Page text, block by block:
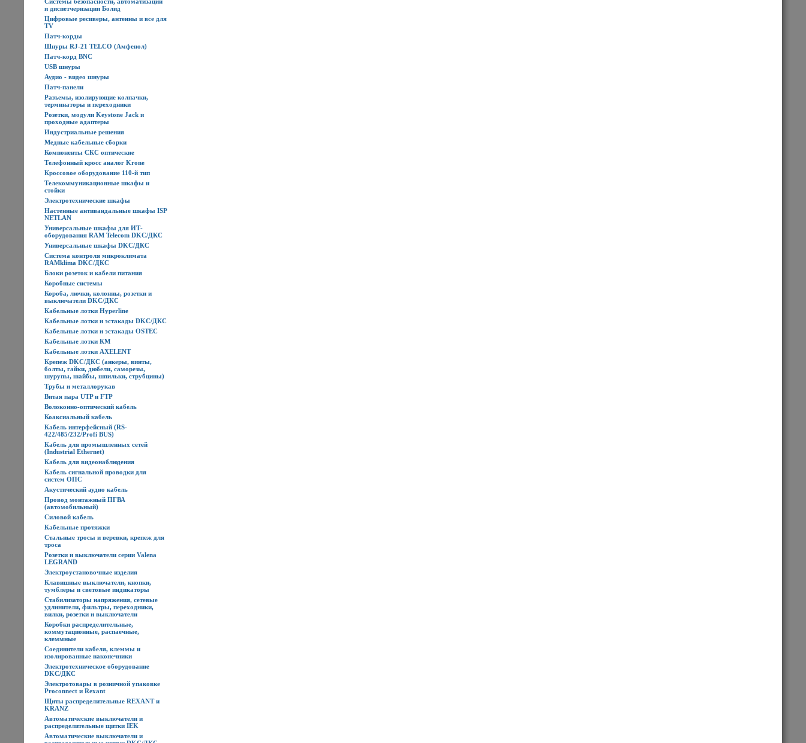
и диспетчеризации Болид
Цифровые ресиверы, антенны и все для
TV
Патч-корды
Шнуры RJ-21 TELCO (Амфенол)
Патч-корд BNC
USB шнуры
Аудио - видео шнуры
Патч-панели
Разъемы, изолирующие колпачки,
терминаторы и переходники
Розетки, модули Keystone Jack и
проходные адаптеры
Индустриальные решения
Медные кабельные сборки
Компоненты СКС оптические
Телефонный кросс аналог Krone
Кроссовое оборудование 110-й тип
Телекоммуникационные шкафы и
стойки
Электротехнические шкафы
Настенные антивандальные шкафы ISP
NETLAN
Универсальные шкафы для ИТ-
оборудования RAM Telecom DKC/ДКС
Универсальные шкафы DKC/ДКС
Система контроля микроклимата
RAMklima DKC/ДКС
Блоки розеток и кабели питания
Коробные системы
Короба, лючки, колонны, розетки и
выключатели DKC/ДКС
Кабельные лотки Hyperline
Кабельные лотки и эстакады DKC/ДКС
Кабельные лотки и эстакады OSTEC
Кабельные лотки КМ
Кабельные лотки AXELENT
Крепеж DKC/ДКС (анкеры, винты,
болты, гайки, дюбели, саморезы,
шурупы, шайбы, шпильки, струбцины)
Трубы и металлорукав
Витая пара UTP и FTP
Волоконно-оптический кабель
Коаксиальный кабель
Кабель интерфейсный (RS-
422/485/232/Profi BUS)
Кабель для промышленных сетей
(Industrial Ethernet)
Кабель для видеонаблюдения
Кабель сигнальной проводки для
систем ОПС
Акустический аудио кабель
Провод монтажный ПГВА
(автомобильный)
Силовой кабель
Кабельные протяжки
Стальные тросы и веревки, крепеж для
троса
Розетки и выключатели серии Valena
LEGRAND
Электроустановочные изделия
Клавишные выключатели, кнопки,
тумблеры и световые индикаторы
Стабилизаторы напряжения, сетевые
удлинители, фильтры, переходники,
вилки, розетки и выключатели
Коробки распределительные,
коммутационные, распаечные,
клеммные
Соединители кабеля, клеммы и
изолированные наконечники
Электротехническое оборудование
DKC/ДКС
Электротовары в розничной упаковке
Proconnect и Rexant
Щиты распределительные REXANT и
KRANZ
Автоматические выключатели и
распределительные щитки IEK
Автоматические выключатели и